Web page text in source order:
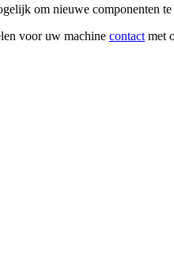
om nieuwe componenten
voor uw machine contact met